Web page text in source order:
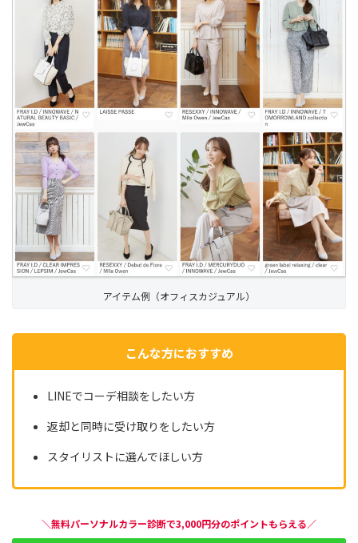
アイテム例（オフィスカジュアル）
こんな方におすすめ
LINEでコーデ相談をしたい方
返却と同時に受け取りをしたい方
スタイリストに選んでほしい方
＼無料パーソナルカラー診断で3,000円分のポイントもらえる／